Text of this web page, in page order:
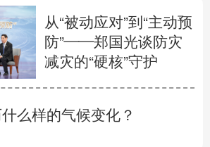
从“被动应对”到“主动预
防”——郑国光谈防灾
减灾的“硬核”守护
么样的气候变化？